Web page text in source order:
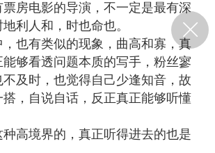
如何购买【理肺清瘟膏】
【养正护络膏】？
房电影的导演，不一定是最有深
利人和，时也命也。
也有类似的现象，曲高和寡，真
够看透问题本质的写手，粉丝寥
及时，也觉得自己少逢知音，故
，自说自话，反正真正能够听懂
高境界的，真正听得进去的也是